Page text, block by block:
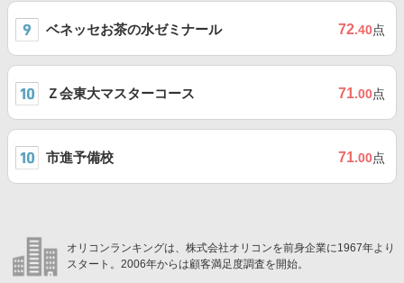
ベネッセお茶の水ゼミナール 72.40点
Ｚ会東大マスターコース 71.00点
市進予備校 71.00点
オリコンランキングは、株式会社オリコンを前身企業に1967年より
スタート。2006年からは顧客満足度調査を開始。